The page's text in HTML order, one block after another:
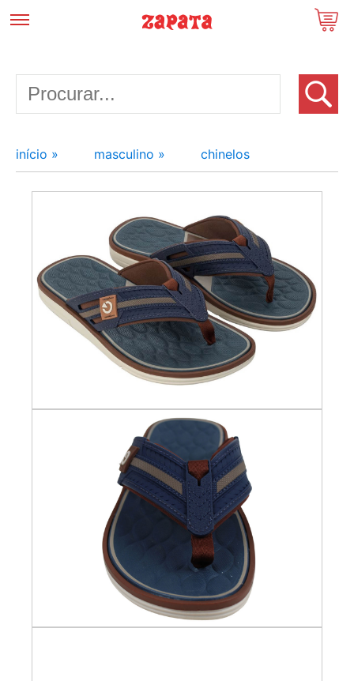
início » masculino » chinelos